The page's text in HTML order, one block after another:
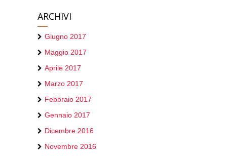
ARCHIVI
Giugno 2017
Maggio 2017
Aprile 2017
Marzo 2017
Febbraio 2017
Gennaio 2017
Dicembre 2016
Novembre 2016